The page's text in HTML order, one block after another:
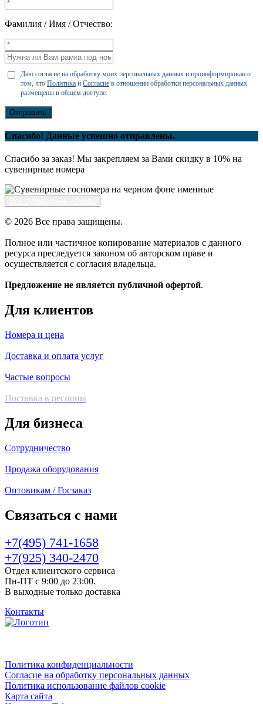
Фамилия / Имя / Отчество:
Даю согласие на обработку моих персональных данных и проинформирован о
том, что Политика и Согласие в отношении обработки персональных данных
размещены в общем доступе.
Отправить
Спасибо! Данные успешно отправлены.
Спасибо за заказ! Мы закрепляем за Вами скидку в 10% на
сувенирные номера
© 2026 Все права защищены.
Полное или частичное копирование материалов с данного
ресурса преследуется законом об авторском праве и
осуществляется с согласия владельца.
Предложение не является публичной офертой.
Для клиентов
Номера и цена
Доставка и оплата услуг
Частые вопросы
Поставка в регионы
Для бизнеса
Сотрудничество
Продажа оборудования
Оптовикам / Госзаказ
Связаться с нами
+7(495) 741-1658
+7(925) 340-2470
Отдел клиентского сервиса
Пн-ПТ с 9:00 до 23:00.
В выходные только доставка
Контакты
Политика конфиденциальности
Согласие на обработку персональных данных
Политика использование файлов cookie
Карта сайта